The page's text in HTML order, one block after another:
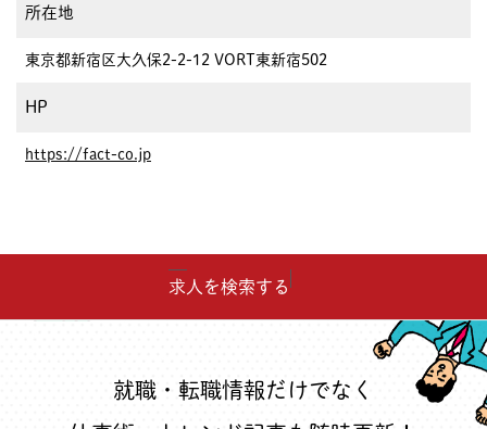
所在地
東京都新宿区大久保2-2-12 VORT東新宿502
HP
https://fact-co.jp
求人を検索する
就職・転職情報だけでなく